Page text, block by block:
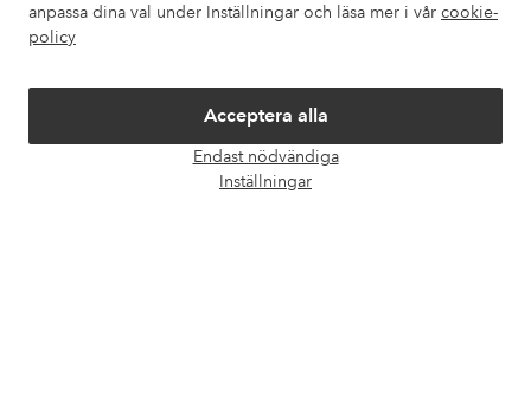
anpassa dina val under Inställningar och läsa mer i vår cookie-
policy
Acceptera alla
Endast nödvändiga
Inställningar
Om Ellos